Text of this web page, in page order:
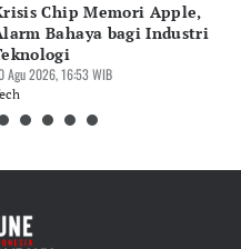
Chip Memori Apple,
Bahaya bagi Industri
Agu 2026, 16:53 WIB